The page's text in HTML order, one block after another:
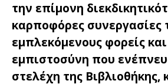
την επίμονη
καρποφόρες συνεργασίες
εμπλεκόμενους φορείς
εμπιστοσύνη που
στελέχη της Βιβλιοθήκης,